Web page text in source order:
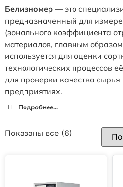
Белизномер — это
предназначенный для
(зонального коэффициента
материалов, главным
используется для оценки
технологических процессов
для проверки качества
предприятиях.
Подробнее...
Показаны все (6)